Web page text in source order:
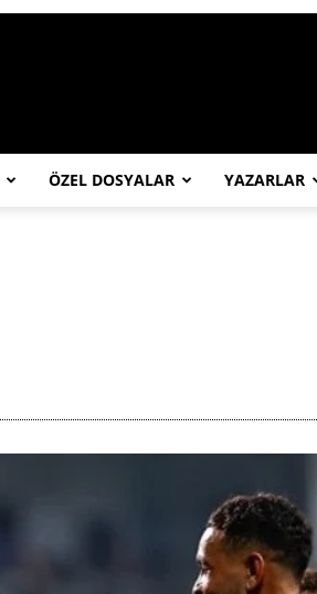
ÖZEL DOSYALAR YAZARLAR